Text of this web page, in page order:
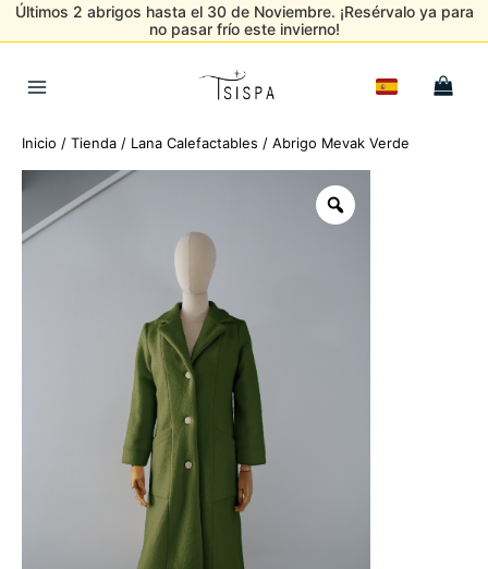
Últimos 2 abrigos hasta el 30 de Noviembre. ¡Resérvalo ya para
no pasar frío este invierno!
Menu
Inicio / Tienda / Lana Calefactables / Abrigo Mevak Verde